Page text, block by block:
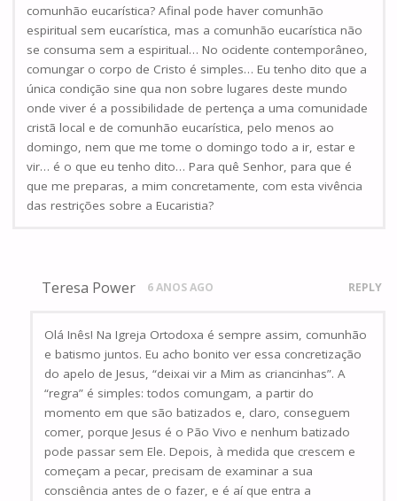
comunhão eucarística? Afinal pode haver comunhão
espiritual sem eucarística, mas a comunhão eucarística não
se consuma sem a espiritual… No ocidente contemporâneo,
comungar o corpo de Cristo é simples… Eu tenho dito que a
única condição sine qua non sobre lugares deste mundo
onde viver é a possibilidade de pertença a uma comunidade
cristã local e de comunhão eucarística, pelo menos ao
domingo, nem que me tome o domingo todo a ir, estar e
vir… é o que eu tenho dito… Para quê Senhor, para que é
que me preparas, a mim concretamente, com esta vivência
das restrições sobre a Eucaristia?
Teresa Power 6 ANOS AGO REPLY
Olá Inês! Na Igreja Ortodoxa é sempre assim, comunhão
e batismo juntos. Eu acho bonito ver essa concretização
do apelo de Jesus, “deixai vir a Mim as criancinhas”. A
“regra” é simples: todos comungam, a partir do
momento em que são batizados e, claro, conseguem
comer, porque Jesus é o Pão Vivo e nenhum batizado
pode passar sem Ele. Depois, à medida que crescem e
começam a pecar, precisam de examinar a sua
consciência antes de o fazer, e é aí que entra a